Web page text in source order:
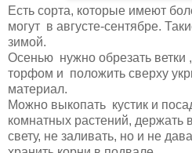
Есть сорта, которые имеют
могут в августе-сентябре.
зимой.
Осенью нужно обрезать ветки
торфом и положить сверху
материал.
Можно выкопать кустик и
комнатных растений, держать
свету, не заливать, но и не